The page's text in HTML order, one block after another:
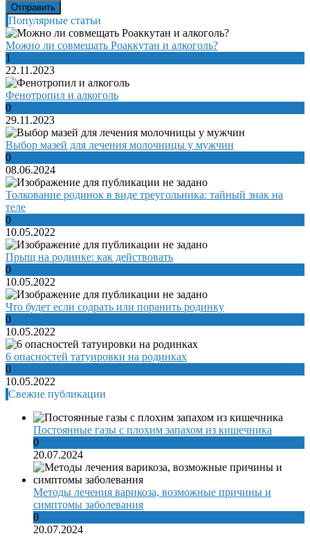
Популярные статьи
Можно ли совмещать Роаккутан и алкоголь?
1
22.11.2023
Фенотропил и алкоголь
0
29.11.2023
Выбор мазей для лечения молочницы у мужчин
0
08.06.2024
Толкование родинок в виде треугольника: тайный знак на
теле
0
10.05.2022
Прыщ на родинке: как действовать
0
10.05.2022
Что будет если содрать или поранить родинку
0
10.05.2022
6 опасностей татуировки на родинках
0
10.05.2022
Свежие публикации
Постоянные газы с плохим запахом из кишечника
0
20.07.2024
Методы лечения варикоза, возможные причины и
симптомы заболевания
0
20.07.2024